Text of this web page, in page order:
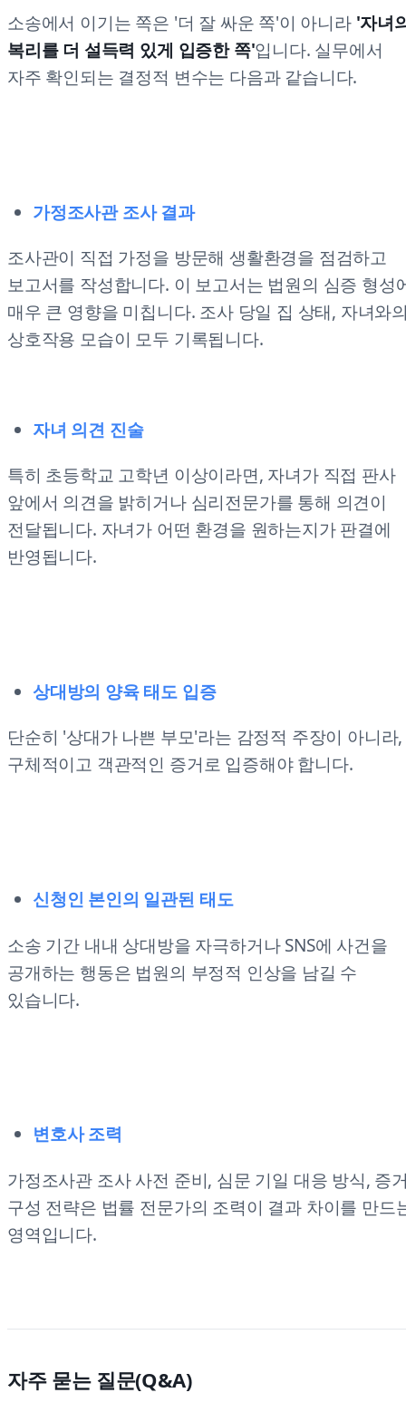
소송에서 이기는 쪽은 '더 잘 싸운 쪽'이 아니라 '자녀
복리를 더 설득력 있게 입증한 쪽'입니다. 실무에서
자주 확인되는 결정적 변수는 다음과 같습니다.
가정조사관 조사 결과
조사관이 직접 가정을 방문해 생활환경을 점검하고
보고서를 작성합니다. 이 보고서는 법원의 심증 형성
매우 큰 영향을 미칩니다. 조사 당일 집 상태, 자녀와
상호작용 모습이 모두 기록됩니다.
자녀 의견 진술
특히 초등학교 고학년 이상이라면, 자녀가 직접 판사
앞에서 의견을 밝히거나 심리전문가를 통해 의견이
전달됩니다. 자녀가 어떤 환경을 원하는지가 판결에
반영됩니다.
상대방의 양육 태도 입증
단순히 '상대가 나쁜 부모'라는 감정적 주장이 아니라,
구체적이고 객관적인 증거로 입증해야 합니다.
신청인 본인의 일관된 태도
소송 기간 내내 상대방을 자극하거나 SNS에 사건을
공개하는 행동은 법원의 부정적 인상을 남길 수
있습니다.
변호사 조력
가정조사관 조사 사전 준비, 심문 기일 대응 방식, 증
구성 전략은 법률 전문가의 조력이 결과 차이를 만드
영역입니다.
자주 묻는 질문(Q&A)